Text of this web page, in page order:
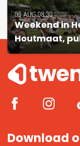
08 AUG 08:30
Weekend in
Houtmaat,
Download